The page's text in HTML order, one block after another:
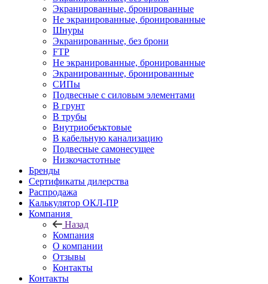
Экранированные, бронированные
Не экранированные, бронированные
Шнуры
Экранированные, без брони
FTP
Не экранированные, бронированные
Экранированные, бронированные
СИПы
Подвесные с силовым элементами
В грунт
В трубы
Внутриобеъктовые
В кабельную канализацию
Подвесные самонесущее
Низкочастотные
Бренды
Сертификаты дилерства
Распродажа
Калькулятор ОКЛ-ПР
Компания
Назад
Компания
О компании
Отзывы
Контакты
Контакты